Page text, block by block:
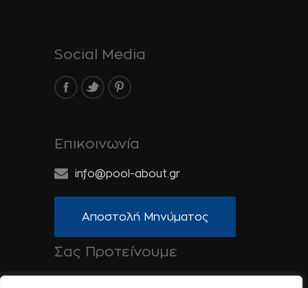
Social Media
Επικοινωνία
info@pool-about.gr
Αποστολή Μηνύματος
Σας Προτείνουμε